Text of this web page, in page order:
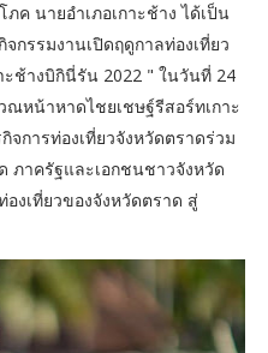
ค นายอำเภอเกาะช้าง ได้เป็น
กรรมงานเปิดฤดูกาลท่องเที่ยว
ะช้างบิกินี่รัน 2022 " ในวันที่ 24
ณหน้าหาดไชยเชษฐ์รีสอร์ทเกาะ
การท่องเที่ยวจังหวัดตราดร่วม
ภาครัฐและเอกชนชาวจังหวัด
งเที่ยวของจังหวัดตราด สู่